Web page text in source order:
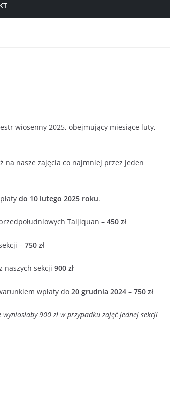
wiosenny 2025, obejmujący miesiące luty,
na nasze zajęcia co najmniej przez jeden
do 10 lutego 2025 roku.
Taijiquan – 450 zł
– 750 zł
naszych sekcji 900 zł
wpłaty do 20 grudnia 2024 – 750 zł
900 zł w przypadku zajęć jednej sekcji